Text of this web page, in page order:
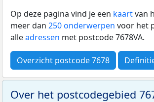
Op deze pagina vind je een kaartvan
meer dan 250 onderwerpen voor het
alleadressen met postcode 7678VA.
Overzicht postcode 7678
Over het postcodegebied